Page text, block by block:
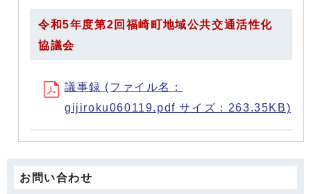
令和5年度第2回福崎町地域公共交通活性化
協議会
議事録 (ファイル名：
gijiroku060119.pdf サイズ：263.35KB)
お問い合わせ